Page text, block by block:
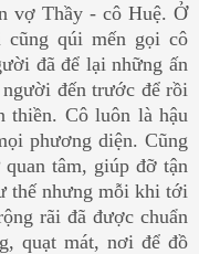
vợ Thầy - cô Huệ. Ở
qúi mến gọi cô
đã để lại những ấn
đến trước để rồi
thiền. Cô luôn là hậu
phương diện. Cũng
tâm, giúp đỡ tận
thế nhưng mỗi khi tới
rãi đã được chuẩn
quạt mát, nơi để đồ